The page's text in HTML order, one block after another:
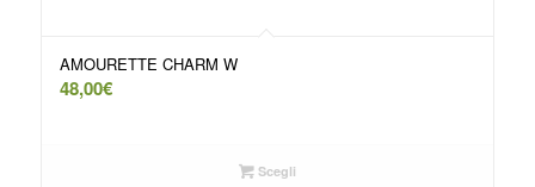
AMOURETTE CHARM W
48,00€
Scegli